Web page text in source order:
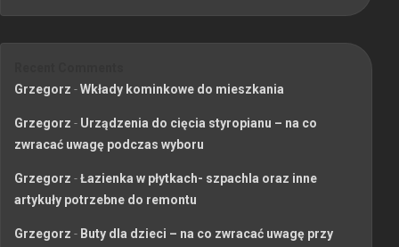
Grzegorz -Wkłady kominkowe do mieszkania
Grzegorz - Urządzenia do cięcia styropianu – na co
zwracać uwagę podczas wyboru
Grzegorz -Łazienka w płytkach- szpachla oraz inne
artykuły potrzebne do remontu
Grzegorz - Buty dla dzieci – na co zwracać uwagę przy